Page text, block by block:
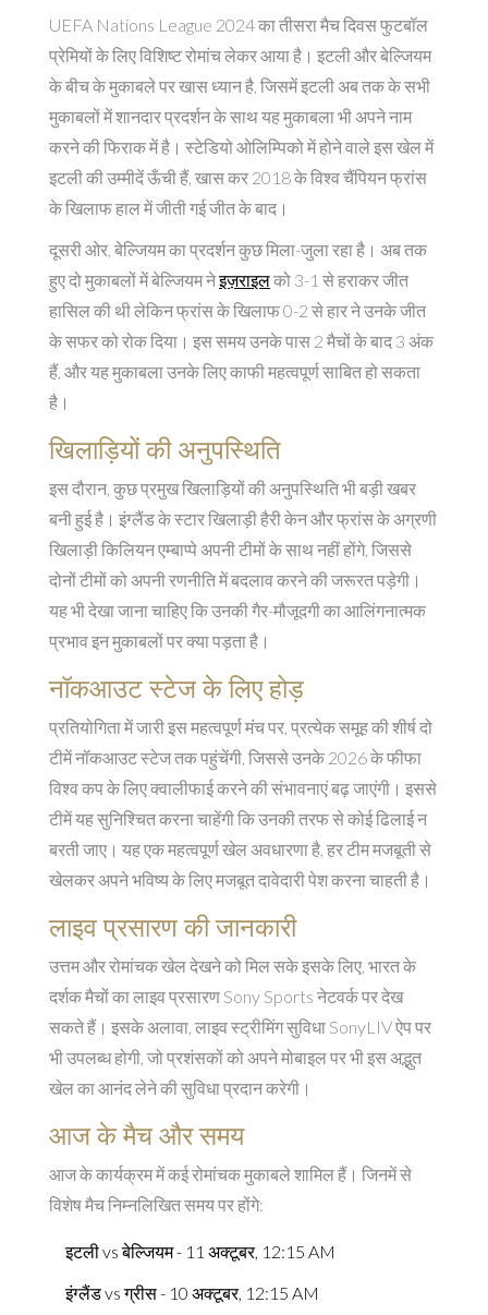
UEFA Nations League 2024 का तीसरा मैच दिवस फुटबॉल
प्रेमियों के लिए विशिष्ट रोमांच लेकर आया है। इटली और बेल्जियम
के बीच के मुकाबले पर खास ध्यान है, जिसमें इटली अब तक के सभी
मुकाबलों में शानदार प्रदर्शन के साथ यह मुकाबला भी अपने नाम
करने की फिराक में है। स्टेडियो ओलिम्पिको में होने वाले इस खेल में
इटली की उम्मीदें ऊँची हैं, खास कर 2018 के विश्व चैंपियन फ्रांस
के खिलाफ हाल में जीती गई जीत के बाद।
दूसरी ओर, बेल्जियम का प्रदर्शन कुछ मिला-जुला रहा है। अब तक
हुए दो मुकाबलों में बेल्जियम नेइज़राइलको 3-1 से हराकर जीत
हासिल की थी लेकिन फ्रांस के खिलाफ 0-2 से हार ने उनके जीत
के सफर को रोक दिया। इस समय उनके पास 2 मैचों के बाद 3 अंक
हैं, और यह मुकाबला उनके लिए काफी महत्वपूर्ण साबित हो सकता
है।
खिलाड़ियों की अनुपस्थिति
इस दौरान, कुछ प्रमुख खिलाड़ियों की अनुपस्थिति भी बड़ी खबर
बनी हुई है। इंग्लैंड के स्टार खिलाड़ी हैरी केन और फ्रांस के अग्रणी
खिलाड़ी किलियन एम्बाप्पे अपनी टीमों के साथ नहीं होंगे, जिससे
दोनों टीमों को अपनी रणनीति में बदलाव करने की जरूरत पड़ेगी।
यह भी देखा जाना चाहिए कि उनकी गैर-मौजूदगी का आलिंगनात्मक
प्रभाव इन मुकाबलों पर क्या पड़ता है।
नॉकआउट स्टेज के लिए होड़
प्रतियोगिता में जारी इस महत्वपूर्ण मंच पर, प्रत्येक समूह की शीर्ष दो
टीमें नॉकआउट स्टेज तक पहुंचेंगी, जिससे उनके 2026 के फीफा
विश्व कप के लिए क्वालीफाई करने की संभावनाएं बढ़ जाएंगी। इससे
टीमें यह सुनिश्चित करना चाहेंगी कि उनकी तरफ से कोई ढिलाई न
बरती जाए। यह एक महत्वपूर्ण खेल अवधारणा है, हर टीम मजबूती से
खेलकर अपने भविष्य के लिए मजबूत दावेदारी पेश करना चाहती है।
लाइव प्रसारण की जानकारी
उत्तम और रोमांचक खेल देखने को मिल सके इसके लिए, भारत के
दर्शक मैचों का लाइव प्रसारण Sony Sports नेटवर्क पर देख
सकते हैं। इसके अलावा, लाइव स्ट्रीमिंग सुविधा SonyLIV ऐप पर
भी उपलब्ध होगी, जो प्रशंसकों को अपने मोबाइल पर भी इस अद्भुत
खेल का आनंद लेने की सुविधा प्रदान करेगी।
आज के मैच और समय
आज के कार्यक्रम में कई रोमांचक मुकाबले शामिल हैं। जिनमें से
विशेष मैच निम्नलिखित समय पर होंगे:
इटली vs बेल्जियम - 11 अक्टूबर, 12:15 AM
इंग्लैंड vs ग्रीस - 10 अक्टूबर, 12:15 AM